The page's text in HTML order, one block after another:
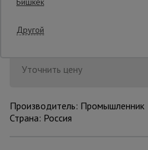
для
Уточнить цену
Производитель: Промышленник
Страна: Россия
Другой